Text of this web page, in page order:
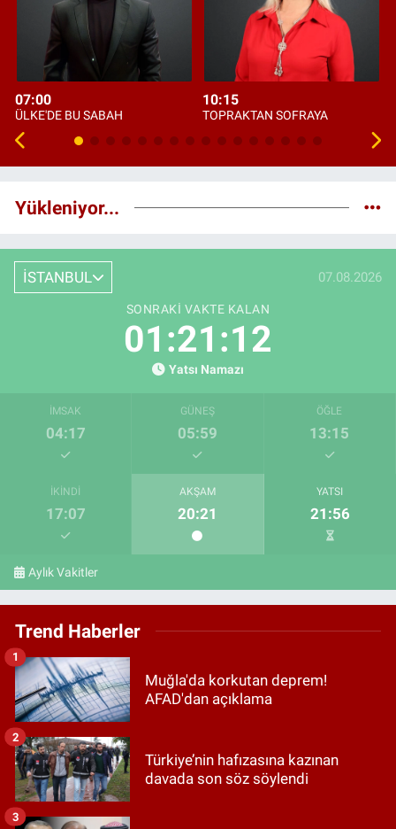
07:00
ÜLKE'DE BU SABAH
10:15
TOPRAKTAN SOFRAYA
Yükleniyor...
İSTANBUL 07.08.2026
SONRAKI VAKTE KALAN
01:21:11
Yatsı Namazı
İMSAK
04:17
GÜNEŞ
05:59
ÖĞLE
13:15
İKINDI
17:07
AKŞAM
20:21
YATSI
21:56
Aylık Vakitler
Trend Haberler
Muğla'da korkutan deprem!
AFAD'dan açıklama
1
Türkiye’nin hafızasına kazınan
davada son söz söylendi
2
3